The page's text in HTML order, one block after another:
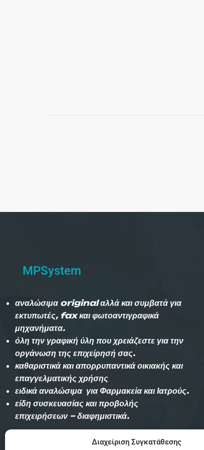
Διαχείριση Συγκατάθεσης
MPSystem
αναλώσιμα original αλλά και συμβατά για
εκτυπωτές, fax και φωτοαντιγραφικά
μηχανήματα.
όλη την γραφική ύλη που χρειάζεστε για την
οργάνωση της επιχείρησή σας.
καθαριστικά και απορρυπαντικά οικιακής και
επαγγελματικής χρήσης
ειδικά αναλώσιμα για Φαρμακεία και Ιατρούς.
είδη συσκευασίας και προβολής
επιχειρήσεων – διαφημιστικά.
Αυθημερόν παράδοση εντός Θεσσαλονίκης